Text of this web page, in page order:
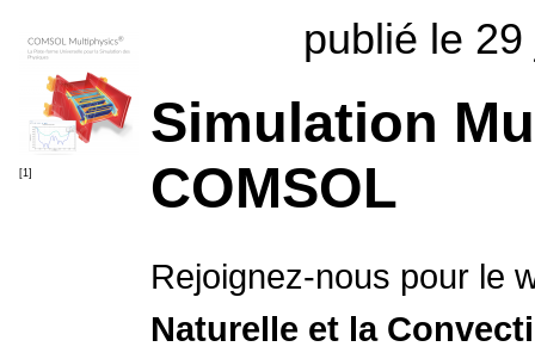
[1]
publié le
Simulation
COMSOL
Rejoignez-nous pour le
Naturelle et la